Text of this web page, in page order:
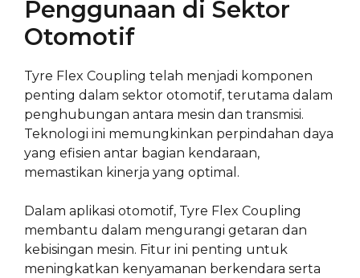
Penggunaan di Sektor
Otomotif
Tyre Flex Coupling telah menjadi komponen
penting dalam sektor otomotif, terutama dalam
penghubungan antara mesin dan transmisi.
Teknologi ini memungkinkan perpindahan daya
yang efisien antar bagian kendaraan,
memastikan kinerja yang optimal.
Dalam aplikasi otomotif, Tyre Flex Coupling
membantu dalam mengurangi getaran dan
kebisingan mesin. Fitur ini penting untuk
meningkatkan kenyamanan berkendara serta